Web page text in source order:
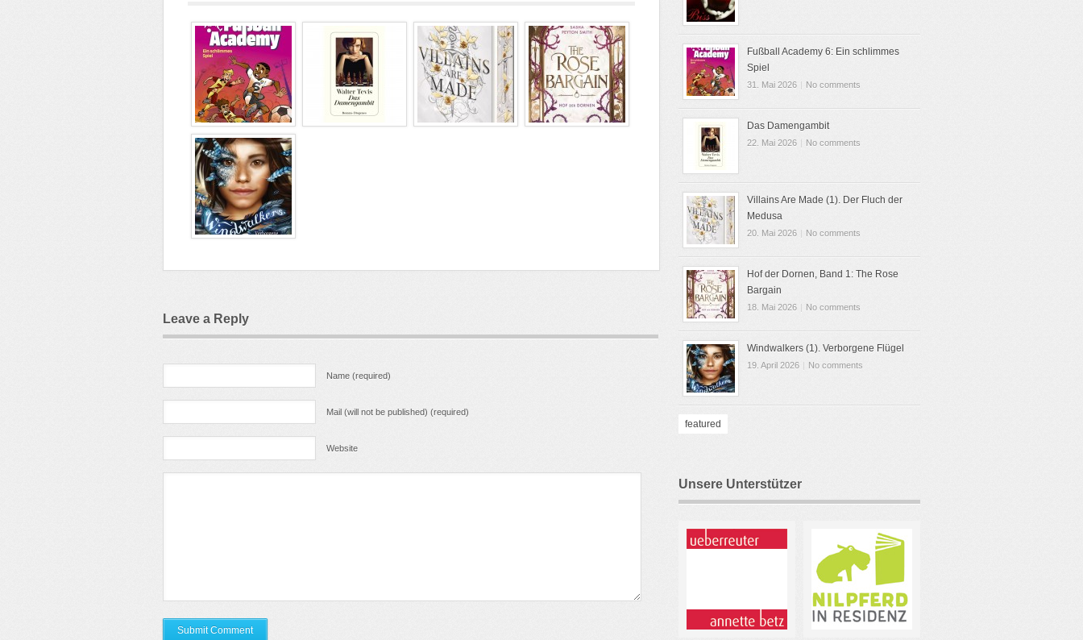
Leave a Reply
Name (required)
Mail (will not be published) (required)
Website
Fußball Academy 6: Ein schlimmes
Spiel
31. Mai 2026 | No comments
Das Damengambit
22. Mai 2026 No comments
Villains Are Made (1). Der Fluch der
Medusa
20. Mai 2026 | No comments
Hof der Dornen, Band 1: The Rose
Bargain
18. Mai 2026 | No comments
Windwalkers (1). Verborgene Flügel
19. April 2026 | No comments
featured
Unsere Unterstützer